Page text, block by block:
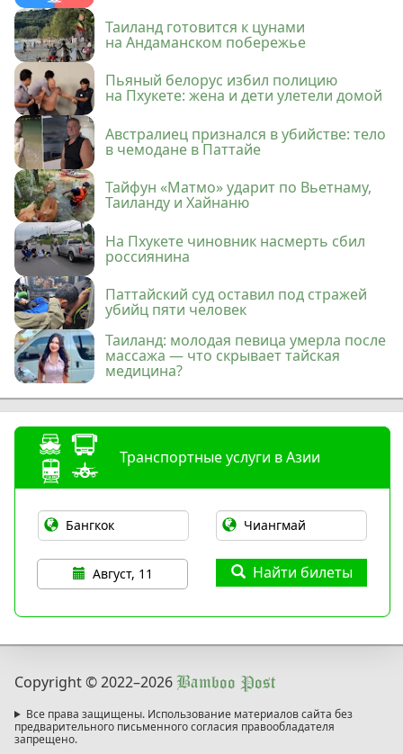
Таиланд готовится к цунами
на Андаманском побережье
Пьяный белорус избил полицию
на Пхукете: жена и дети улетели домой
Австралиец признался в убийстве: тело
в чемодане в Паттайе
Тайфун «Матмо» ударит по Вьетнаму,
Таиланду и Хайнаню
На Пхукете чиновник насмерть сбил
россиянина
Паттайский суд оставил под стражей
убийц пяти человек
Таиланд: молодая певица умерла после
массажа — что скрывает тайская
медицина?
Транспортные услуги в Азии
Август, 11 Найти билеты
Copyright © 2022–2026 Bamboo Post
Все права защищены. Использование материалов сайта без
предварительного письменного согласия правообладателя
запрещено.